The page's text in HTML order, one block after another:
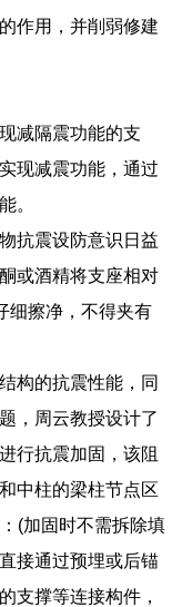
作用，并削弱修建
减隔震功能的支
现减震功能，通过
。
抗震设防意识日益
或酒精将支座相对
细擦净，不得夹有
构的抗震性能，同
，周云教授设计了
行抗震加固，该阻
中柱的梁柱节点区
(加固时不需拆除填
接通过预埋或后锚
支撑等连接构件，